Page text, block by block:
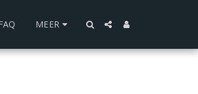
MEER